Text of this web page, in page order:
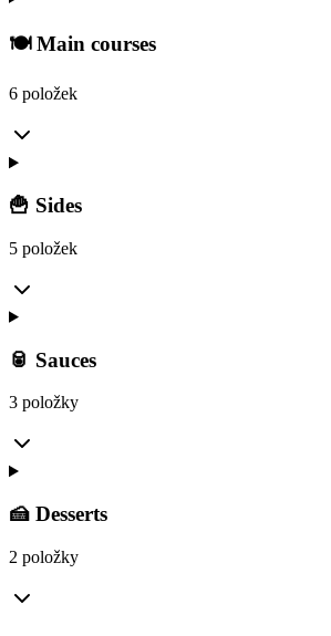
🍽️ Main courses
6 položek
🍟 Sides
5 položek
🥫 Sauces
3 položky
🍰 Desserts
2 položky